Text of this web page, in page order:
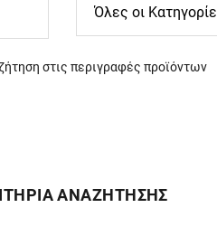
στις περιγραφές προϊόντων
ΑΝΑΖΗΤΗΣΗΣ